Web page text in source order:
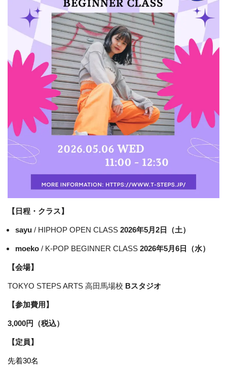
【日程・クラス】
sayu / HIPHOP OPEN CLASS 2026年5月2日（土）
moeko / K-POP BEGINNER CLASS 2026年5月6日（水）
【会場】
TOKYO STEPS ARTS 高田馬場校 Bスタジオ
【参加費用】
3,000円（税込）
【定員】
先着30名